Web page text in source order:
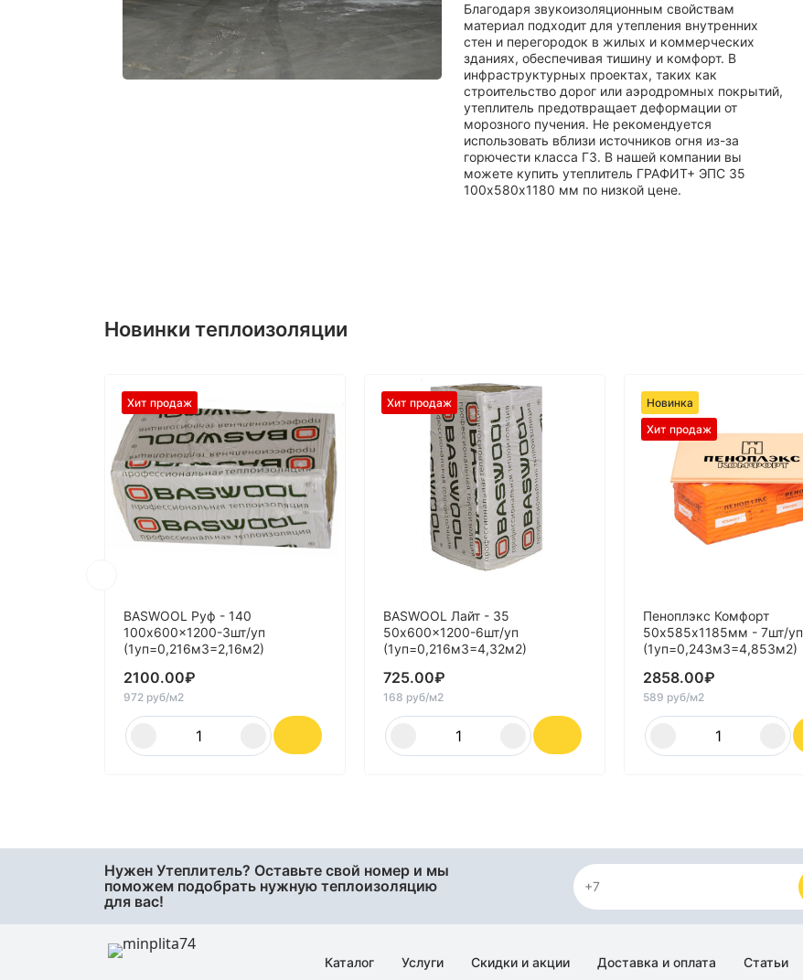
Благодаря звукоизоляционным свойствам
материал подходит для утепления внутренних
стен и перегородок в жилых и коммерческих
зданиях, обеспечивая тишину и комфорт. В
инфраструктурных проектах, таких как
строительство дорог или аэродромных покрытий,
утеплитель предотвращает деформации от
морозного пучения. Не рекомендуется
использовать вблизи источников огня из-за
горючести класса Г3. В нашей компании вы
можете купить утеплитель ГРАФИТ+ ЭПС 35
100х580х1180 мм по низкой цене.
Новинки теплоизоляции
Хит продаж
BASWOOL Руф - 140
100x600x1200-3шт/уп
(1уп=0,216м3=2,16м2)
2100.00₽
972 руб/м2
Хит продаж
BASWOOL Лайт - 35
50x600x1200-6шт/уп
(1уп=0,216м3=4,32м2)
725.00₽
168 руб/м2
Новинка
Хит продаж
Пеноплэкс Комфорт
50х585х1185мм - 7шт/уп
(1уп=0,243м3=4,853м2)
2858.00₽
589 руб/м2
Нужен Утеплитель? Оставьте свой номер и мы
поможем подобрать нужную теплоизоляцию
для вас!
Каталог Услуги Скидки и акции Доставка и оплата Статьи